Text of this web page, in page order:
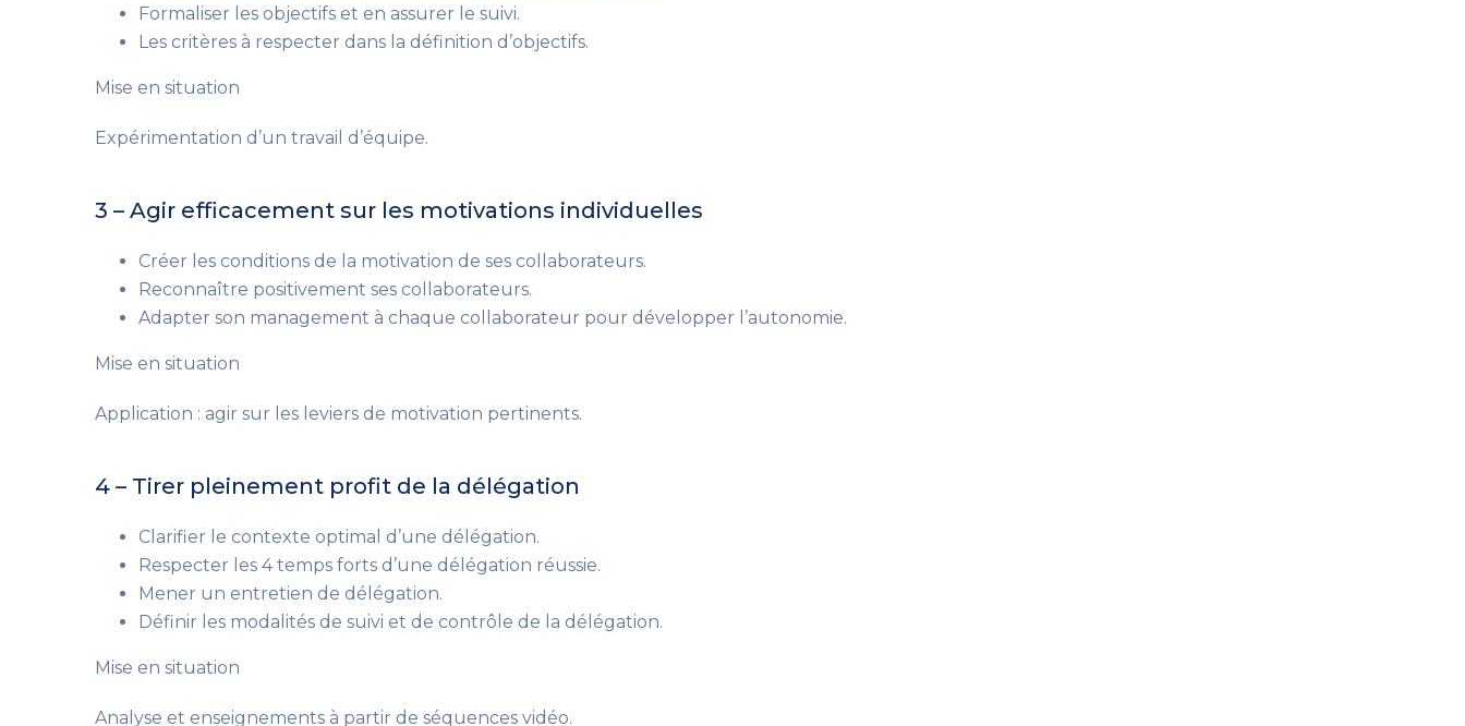
Formaliser les objectifs et en assurer le suivi.
Les critères à respecter dans la définition d’objectifs.
Mise en situation
Expérimentation d’un travail d’équipe.
3 – Agir efficacement sur les motivations individuelles
Créer les conditions de la motivation de ses collaborateurs.
Reconnaître positivement ses collaborateurs.
Adapter son management à chaque collaborateur pour développer l’autonomie.
Mise en situation
Application : agir sur les leviers de motivation pertinents.
4 – Tirer pleinement profit de la délégation
Clarifier le contexte optimal d’une délégation.
Respecter les 4 temps forts d’une délégation réussie.
Mener un entretien de délégation.
Définir les modalités de suivi et de contrôle de la délégation.
Mise en situation
Analyse et enseignements à partir de séquences vidéo.